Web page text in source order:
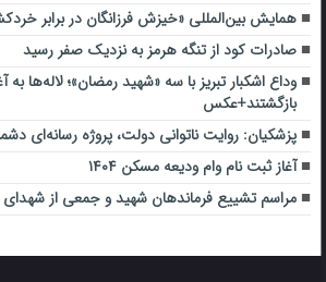
همایش بین‌المللی «خیزش فرزانگان در برابر
صادرات کود از تنگه هرمز به نزدیک صفر رسید
وداع اشکبار تبریز با سه «شهید رمضان»؛ لاله‌ها
بازگشتند+عکس
پزشکیان: روایت ناتوانی دولت، پروژه رسانه‌ای
آغاز ثبت نام وام ودیعه مسکن ۱۴۰۴
مراسم تشییع فرماندهان شهید و جمعی از